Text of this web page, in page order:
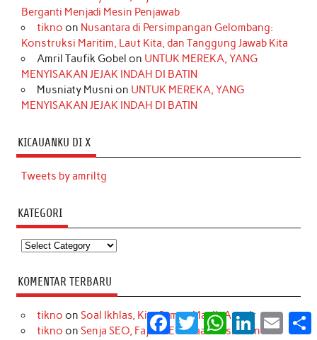
Berganti Menjadi Mesin Penjawab
tikno on Nusantara di Persimpangan Gelombang:
Konstruksi Maritim, Laut Kita, dan Tanggung Jawab Kita
Amril Taufik Gobel on UNTUK MEREKA, YANG
MENYISAKAN JEJAK INDAH DI BATIN
Musniaty Musni on UNTUK MEREKA, YANG
MENYISAKAN JEJAK INDAH DI BATIN
KICAUANKU DI X
Tweets by amriltg
KATEGORI
Kategori
KOMENTAR TERBARU
tikno on Soal Ikhlas, Kita Semua Masih Amatir
tikno on Senja SEO, Fajar GEO: Saat Mesin Pencari
Facebook
TwitterWhatsApp
LinkedInEmail